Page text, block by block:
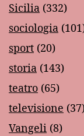
Sicilia (332)
sociologia
sport (20)
storia (143)
teatro (65)
televisione
Vangeli (8)